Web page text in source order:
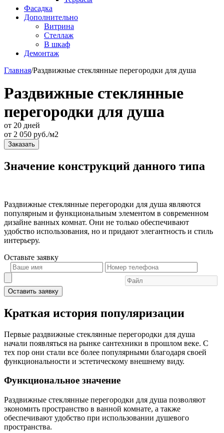
Фасадка
Дополнительно
Витрина
Стеллаж
В шкаф
Демонтаж
Главная/Раздвижные стеклянные перегородки для душа
Раздвижные стеклянные
перегородки для душа
от 20 дней
от 2 050 руб./м2
Заказать
Значение конструкций данного типа
Раздвижные стеклянные перегородки для душа являются
популярным и функциональным элементом в современном
дизайне ванных комнат. Они не только обеспечивают
удобство использования, но и придают элегантность и стиль
интерьеру.
Оставьте заявку
Оставить заявку
Краткая история популяризации
Первые раздвижные стеклянные перегородки для душа
начали появляться на рынке сантехники в прошлом веке. С
тех пор они стали все более популярными благодаря своей
функциональности и эстетическому внешнему виду.
Функциональное значение
Раздвижные стеклянные перегородки для душа позволяют
экономить пространство в ванной комнате, а также
обеспечивают удобство при использовании душевого
пространства.